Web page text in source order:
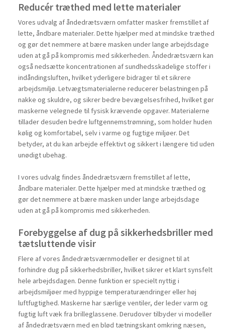
Reducér træthed med lette materialer
Vores udvalg af åndedrætsværn omfatter masker fremstillet af
lette, åndbare materialer. Dette hjælper med at mindske træthed
og gør det nemmere at bære masken under lange arbejdsdage
uden at gå på kompromis med sikkerheden. Åndedrætsværn kan
også nedsætte koncentrationen af sundhedsskadelige stoffer i
indåndingsluften, hvilket yderligere bidrager til et sikrere
arbejdsmiljø. Letvægtsmaterialerne reducerer belastningen på
nakke og skuldre, og sikrer bedre bevægelsesfrihed, hvilket gør
maskerne velegnede til fysisk krævende opgaver. Materialerne
tillader desuden bedre luftgennemstrømning, som holder huden
kølig og komfortabel, selv i varme og fugtige miljøer. Det
betyder, at du kan arbejde effektivt og sikkert i længere tid uden
unødigt ubehag.
I vores udvalg findes åndedrætsværn fremstillet af lette,
åndbare materialer. Dette hjælper med at mindske træthed og
gør det nemmere at bære masken under lange arbejdsdage
uden at gå på kompromis med sikkerheden.
Forebyggelse af dug på sikkerhedsbriller med
tætsluttende visir
Flere af vores åndedrætsværnmodeller er designet til at
forhindre dug på sikkerhedsbriller, hvilket sikrer et klart synsfelt
hele arbejdsdagen. Denne funktion er specielt nyttig i
arbejdsmiljøer med hyppige temperaturændringer eller høj
luftfugtighed. Maskerne har særlige ventiler, der leder varm og
fugtig luft væk fra brilleglassene. Derudover tilbyder vi modeller
af åndedrætsværn med en blød tætningskant omkring næsen,